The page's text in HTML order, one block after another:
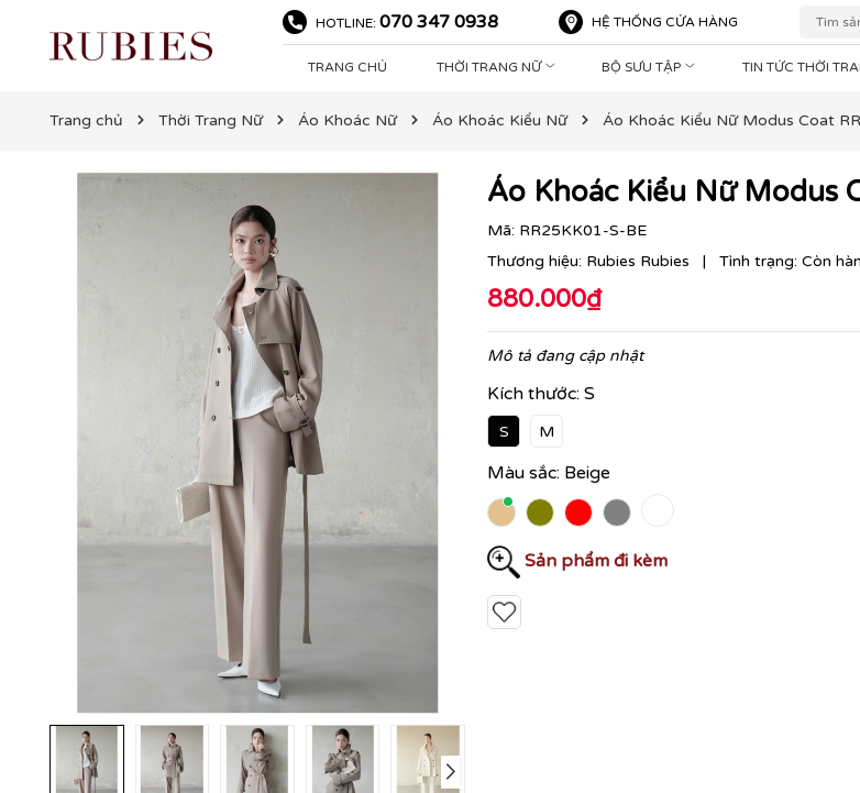
HOTLINE: 070 347 0938 HỆ THỐNG CỬA HÀNG
TRANG CHỦ THỜI TRANG NỮ BỘ SƯU TẬP TIN TỨC THỜI
Trang chủ Thời Trang Nữ Áo Khoác Nữ Áo Khoác Kiểu Nữ Áo Khoác Kiểu Nữ Modus Coat
Áo Khoác Kiểu Nữ Modus
Mã: RR25KK01-S-BE
Thương hiệu: Rubies Rubies | Tình trạng: Còn
880.000₫
Mô tả đang cập nhật
Kích thước:S
S M
Màu sắc: Beige
Sản phẩm đi kèm